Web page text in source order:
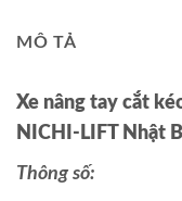
MÔ TẢ
Xe nâng tay cắt
NICHI-LIFT Nhật
Thông số: